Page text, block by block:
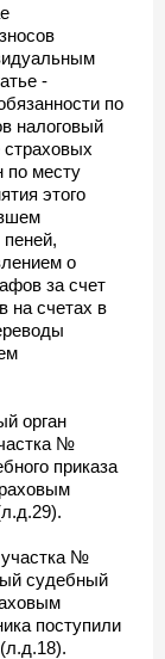
-
по
налоговый
страховых
по месту
этого
о
за счет
на счетах в
орган
№
приказа
участка №
судебный
поступили